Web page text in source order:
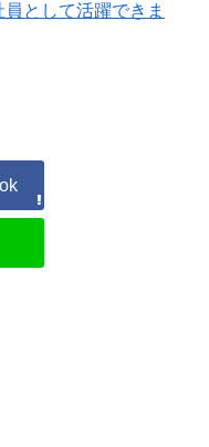
として活躍できま